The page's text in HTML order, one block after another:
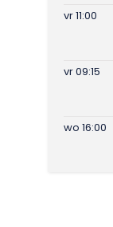
vr 11:00
vr 09:15
wo 16:00